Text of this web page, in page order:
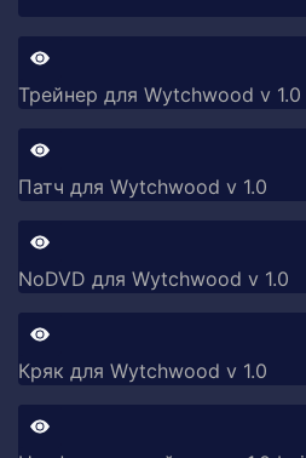
Трейнер для Wytchwood v 1.0
Патч для Wytchwood v 1.0
NoDVD для Wytchwood v 1.0
Кряк для Wytchwood v 1.0